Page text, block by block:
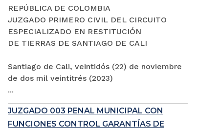
REPÚBLICA DE COLOMBIA
JUZGADO PRIMERO CIVIL DEL CIRCUITO
ESPECIALIZADO EN RESTITUCIÓN
DE TIERRAS DE SANTIAGO DE CALI
Santiago de Cali, veintidós (22) de noviembre
de dos mil veintitrés (2023)
...
JUZGADO 003 PENAL MUNICIPAL CON
FUNCIONES CONTROL GARANTÍAS DE